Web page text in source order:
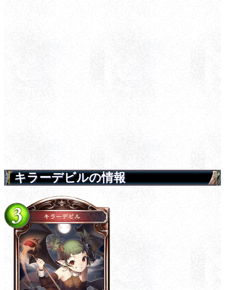
キラーデビルの情報